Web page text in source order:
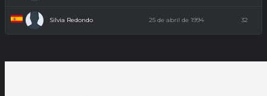
Silvia Redondo 25 de abril de 1994 32